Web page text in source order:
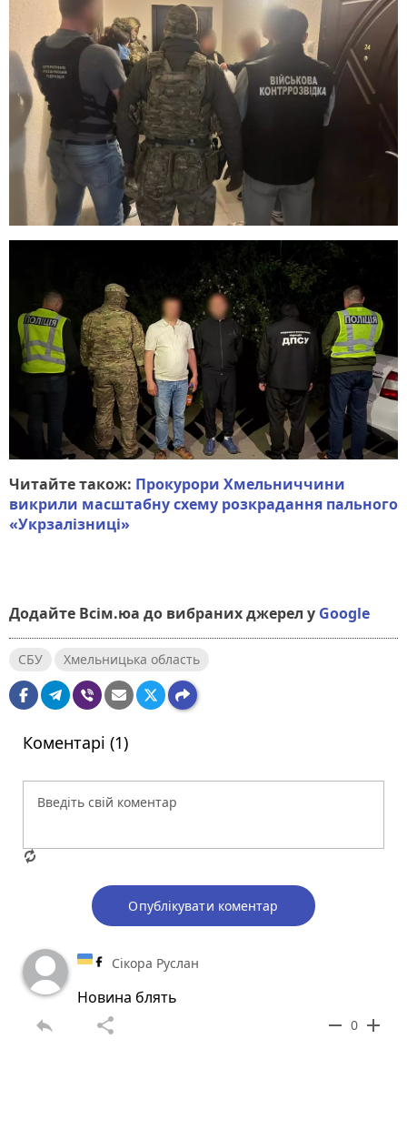
Читайте також: Прокурори Хмельниччини
викрили масштабну схему розкрадання пального
«Укрзалізниці»
Додайте Всім.юа до вибраних джерел у Google
СБУ Хмельницька область
Коментарі (1)
Опублікувати коментар
Сікора Руслан
Новина блять
reply share remove 0 add